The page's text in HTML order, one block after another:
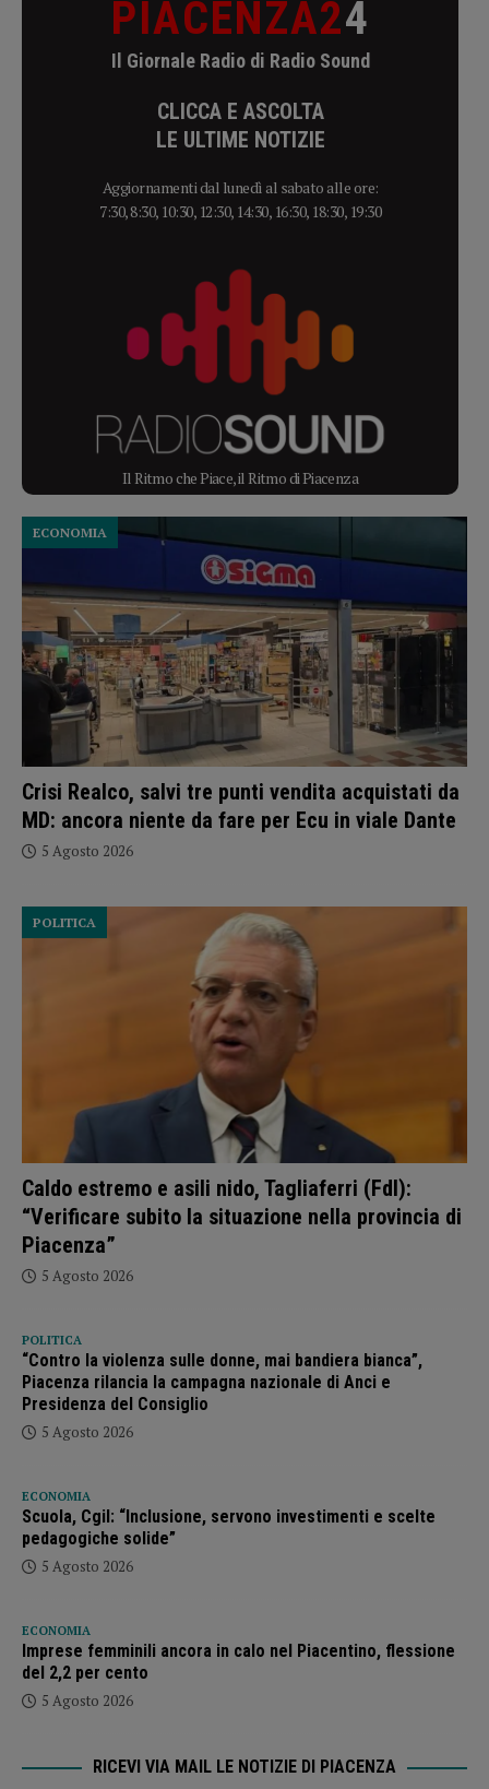
PIACENZA24
Il Giornale Radio di Radio Sound
CLICCA E ASCOLTA
LE ULTIME NOTIZIE
Aggiornamenti dal lunedì al sabato alle ore:
7:30, 8:30, 10:30, 12:30, 14:30, 16:30, 18:30, 19:30
Il Ritmo che Piace, il Ritmo di Piacenza
Crisi Realco, salvi tre punti vendita acquistati da
MD: ancora niente da fare per Ecu in viale Dante
ECONOMIA
5 Agosto 2026
Caldo estremo e asili nido, Tagliaferri (FdI):
“Verificare subito la situazione nella provincia di
Piacenza”
POLITICA
5 Agosto 2026
POLITICA
“Contro la violenza sulle donne, mai bandiera bianca”,
Piacenza rilancia la campagna nazionale di Anci e
Presidenza del Consiglio
5 Agosto 2026
ECONOMIA
Scuola, Cgil: “Inclusione, servono investimenti e scelte
pedagogiche solide”
5 Agosto 2026
ECONOMIA
Imprese femminili ancora in calo nel Piacentino, flessione
del 2,2 per cento
5 Agosto 2026
RICEVI VIA MAIL LE NOTIZIE DI PIACENZA